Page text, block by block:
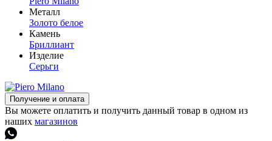
Металл
Золото белое
Камень
Бриллиант
Изделие
Серьги
Получение и оплата
Вы можете оплатить и получить данный товар в одном из
наших магазинов